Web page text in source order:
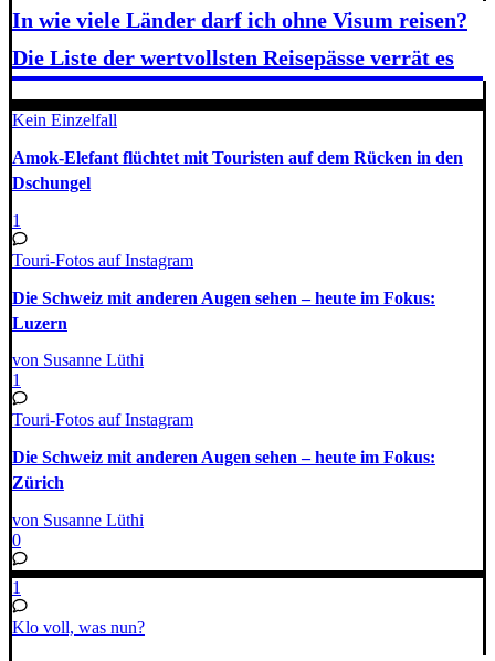
In wie viele Länder darf ich ohne Visum reisen?
Die Liste der wertvollsten Reisepässe verrät es
Kein Einzelfall
Amok-Elefant flüchtet mit Touristen auf dem Rücken in den
Dschungel
1
Touri-Fotos auf Instagram
Die Schweiz mit anderen Augen sehen – heute im Fokus:
Luzern
von Susanne Lüthi
1
Touri-Fotos auf Instagram
Die Schweiz mit anderen Augen sehen – heute im Fokus:
Zürich
von Susanne Lüthi
0
1
Klo voll, was nun?